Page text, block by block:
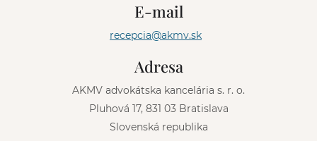
E-mail
recepcia@akmv.sk
Adresa
AKMV advokátska kancelária s. r. o.
Pluhová 17, 831 03 Bratislava
Slovenská republika